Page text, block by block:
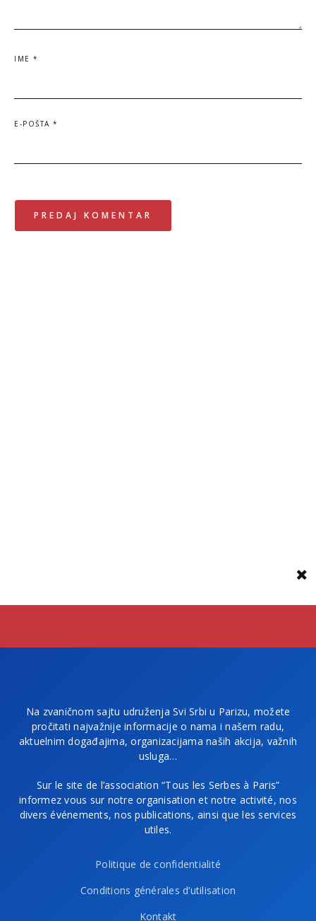
IME *
E-POŠTA *
Na zvaničnom sajtu udruženja Svi Srbi u Parizu, možete
pročitati najvažnije informacije o nama i našem radu,
aktuelnim događajima, organizacijama naših akcija, važnih
usluga…
Sur le site de l’association “Tous les Serbes à Paris”
informez vous sur notre organisation et notre activité, nos
divers événements, nos publications, ainsi que les services
utiles.
Politique de confidentialité
Conditions générales d’utilisation
Kontakt